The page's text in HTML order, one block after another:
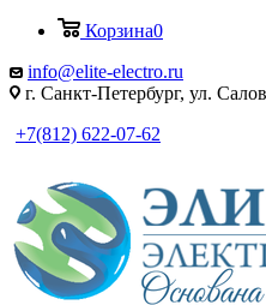
Корзина0
info@elite-electro.ru
г. Санкт-Петербург, ул.
+7(812) 622-07-62